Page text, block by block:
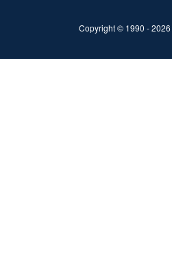
Copyright © 1990 -2026